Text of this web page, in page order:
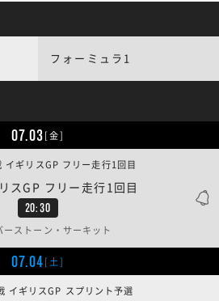
フォーミュラ1
07.03[金]
20:30
スGP フリー走行1回目
リスGP フリー走行1回目
ーストーン・サーキット
07.04[土]
ギリスGP スプリント予選